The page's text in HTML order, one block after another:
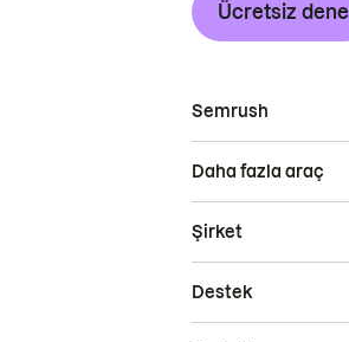
Ücretsiz dene
Semrush
Daha fazla araç
Şirket
Destek